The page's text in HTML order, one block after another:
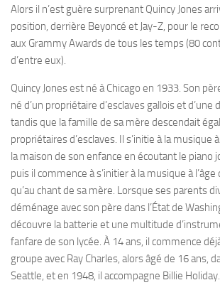
Alors il n’est guère surprenant Quincy Jones
position, derrière Beyoncé et Jay-Z, pour le
aux Grammy Awards de tous les temps (80
d’entre eux).
Quincy Jones est né à Chicago en 1933. Son
né d’un propriétaire d’esclaves gallois et d’une
tandis que la famille de sa mère descendait
propriétaires d’esclaves. Il s’initie à la musique
la maison de son enfance en écoutant le piano
puis il commence à s’initier à la musique à
qu’au chant de sa mère. Lorsque ses parents
déménage avec son père dans l’État de
découvre la batterie et une multitude
fanfare de son lycée. À 14 ans, il commence
groupe avec Ray Charles, alors âgé de 16 ans,
Seattle, et en 1948, il accompagne Billie